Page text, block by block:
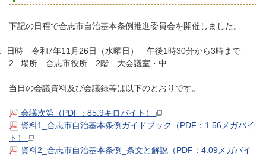
下記の日程で合志市自治基本条例推進委員会を開催しました。
日時 令和7年11月26日（水曜日） 午後1時30分から3時まで
2. 場所 合志市役所 2階 大会議室・中
当日の会議資料及び会議録等は以下のとおりです。
会議次第（PDF：85.9キロバイト）
資料1_合志市自治基本条例ガイドブック（PDF：1.56メガバイ
ト）
資料2_合志市自治基本条例_条文と解説（PDF：4.09メガバイ